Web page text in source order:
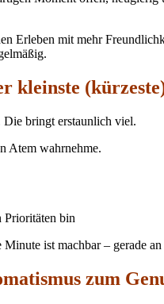
Erleben mit mehr
kleinste
Die bringt erstaunlich viel.
Atem wahrnehme.
Prioritäten bin
ist machbar – gerade an
zum